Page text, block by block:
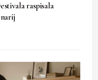
raspisala